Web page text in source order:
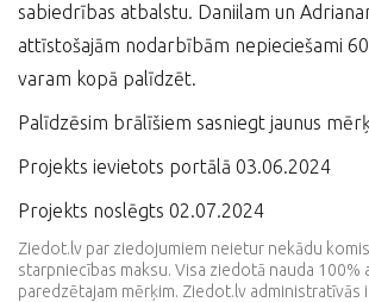
sabiedrības atbalstu. Daniilam un
attīstošajām nodarbībām nepieciešami
varam kopā palīdzēt.
Palīdzēsim brālīšiem sasniegt jaunus
Projekts ievietots portālā 03.06.2024
Projekts noslēgts 02.07.2024
Ziedot.lv par ziedojumiem neietur nekādu
starpniecības maksu. Visa ziedotā nauda 100%
paredzētajam mērķim. Ziedot.lv administratīvās